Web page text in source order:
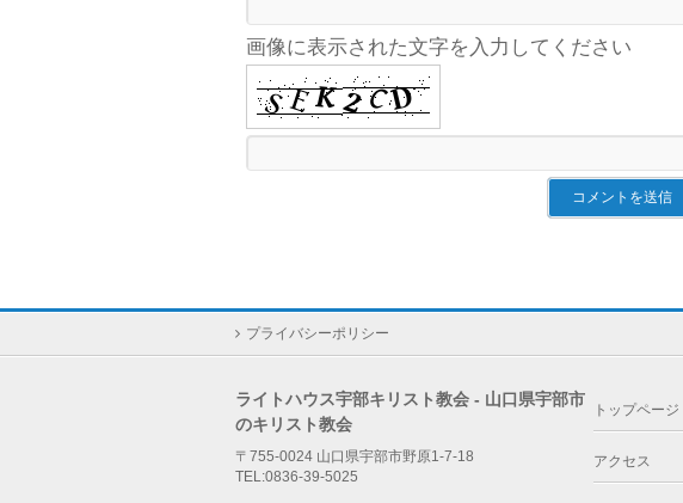
画像に表示された文字を入力してください
プライバシーポリシー
ライトハウス宇部キリスト教会 - 山口県宇部市
のキリスト教会
〒755-0024 山口県宇部市野原1-7-18
TEL:0836-39-5025
トップページ
アクセス